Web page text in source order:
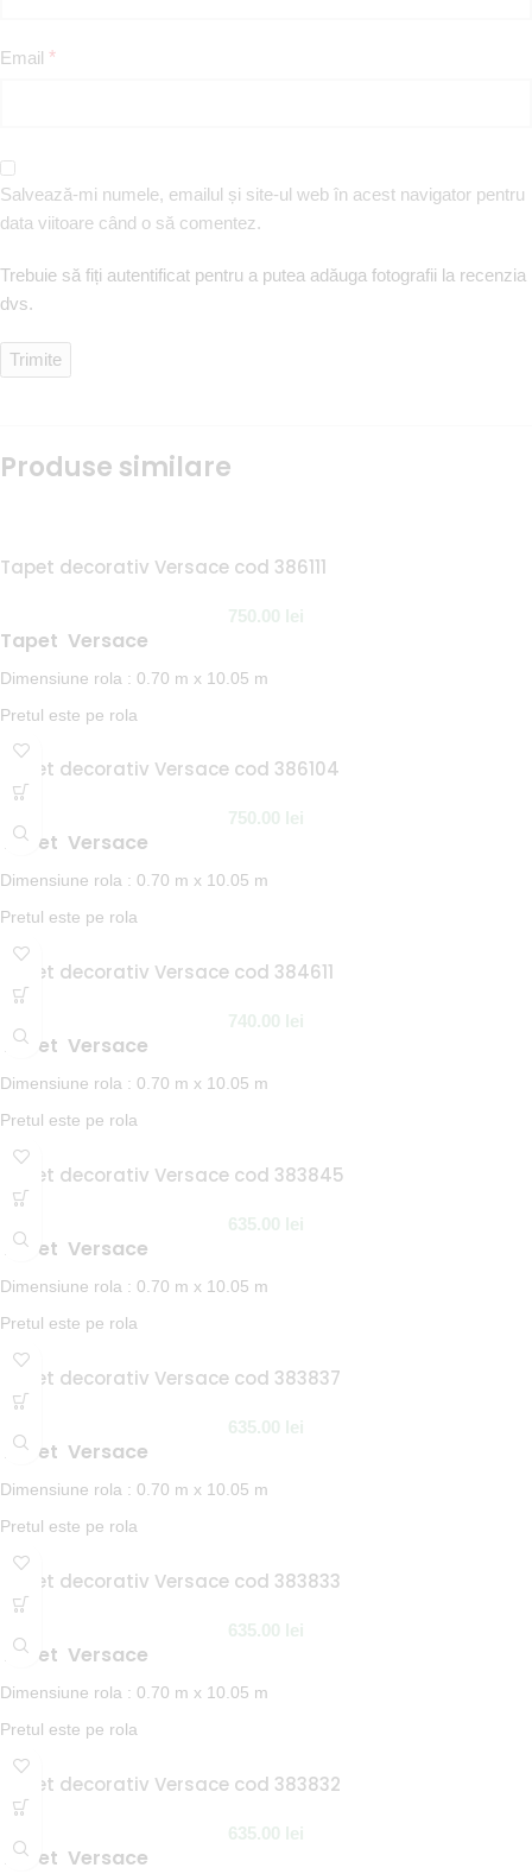
Email *
Salvează-mi numele, emailul și site-ul web în acest navigator pentru
data viitoare când o să comentez.
Trebuie să fiți autentificat pentru a putea adăuga fotografii la recenzia
dvs.
Produse similare
Tapet decorativ Versace cod 386111
Tapet Versace
Dimensiune rola : 0.70 m x 10.05 m
Pretul este pe rola
In stoc la furnizor
NOTA:
Tapet decorativ Versace cod 386104
Tapet Versace
Dimensiune rola : 0.70 m x 10.05 m
Pretul este pe rola
In stoc la furnizor
NOTA:
Tapet decorativ Versace cod 384611
Tapet Versace
Dimensiune rola : 0.70 m x 10.05 m
Pretul este pe rola
In stoc la furnizor
NOTA:
Tapet decorativ Versace cod 383845
Tapet Versace
Dimensiune rola : 0.70 m x 10.05 m
Pretul este pe rola
In stoc la furnizor
NOTA:
Tapet decorativ Versace cod 383837
Tapet Versace
Dimensiune rola : 0.70 m x 10.05 m
Pretul este pe rola
In stoc la furnizor
NOTA:
Tapet decorativ Versace cod 383833
Tapet Versace
Dimensiune rola : 0.70 m x 10.05 m
Pretul este pe rola
In stoc la furnizor
NOTA:
Tapet decorativ Versace cod 383832
Tapet Versace